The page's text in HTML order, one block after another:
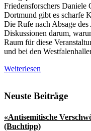
Friedensforschers Daniele
Dortmund gibt es scharfe
Die Rufe nach Absage
Diskussionen darum,
Raum für diese
und bei den
Scharfe
Ganser-
Dortmund
Weiterlesen
Seitenspalte
Neuste Beiträge
«Antisemitische
(Buchtipp)